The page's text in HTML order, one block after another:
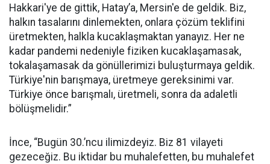
Hakkari'ye de gittik, Hatay’a, Mersin'e de geldik. Biz,
halkın tasalarını dinlemekten, onlara çözüm teklifini
üretmekten, halkla kucaklaşmaktan yanayız. Her ne
kadar pandemi nedeniyle fiziken kucaklaşamasak,
tokalaşamasak da gönüllerimizi buluşturmaya geldik.
Türkiye'nin barışmaya, üretmeye gereksinimi var.
Türkiye önce barışmalı, üretmeli, sonra da adaletli
bölüşmelidir.”
İnce, “Bugün 30.’ncu ilimizdeyiz. Biz 81 vilayeti
gezeceğiz. Bu iktidar bu muhalefetten, bu muhalefet